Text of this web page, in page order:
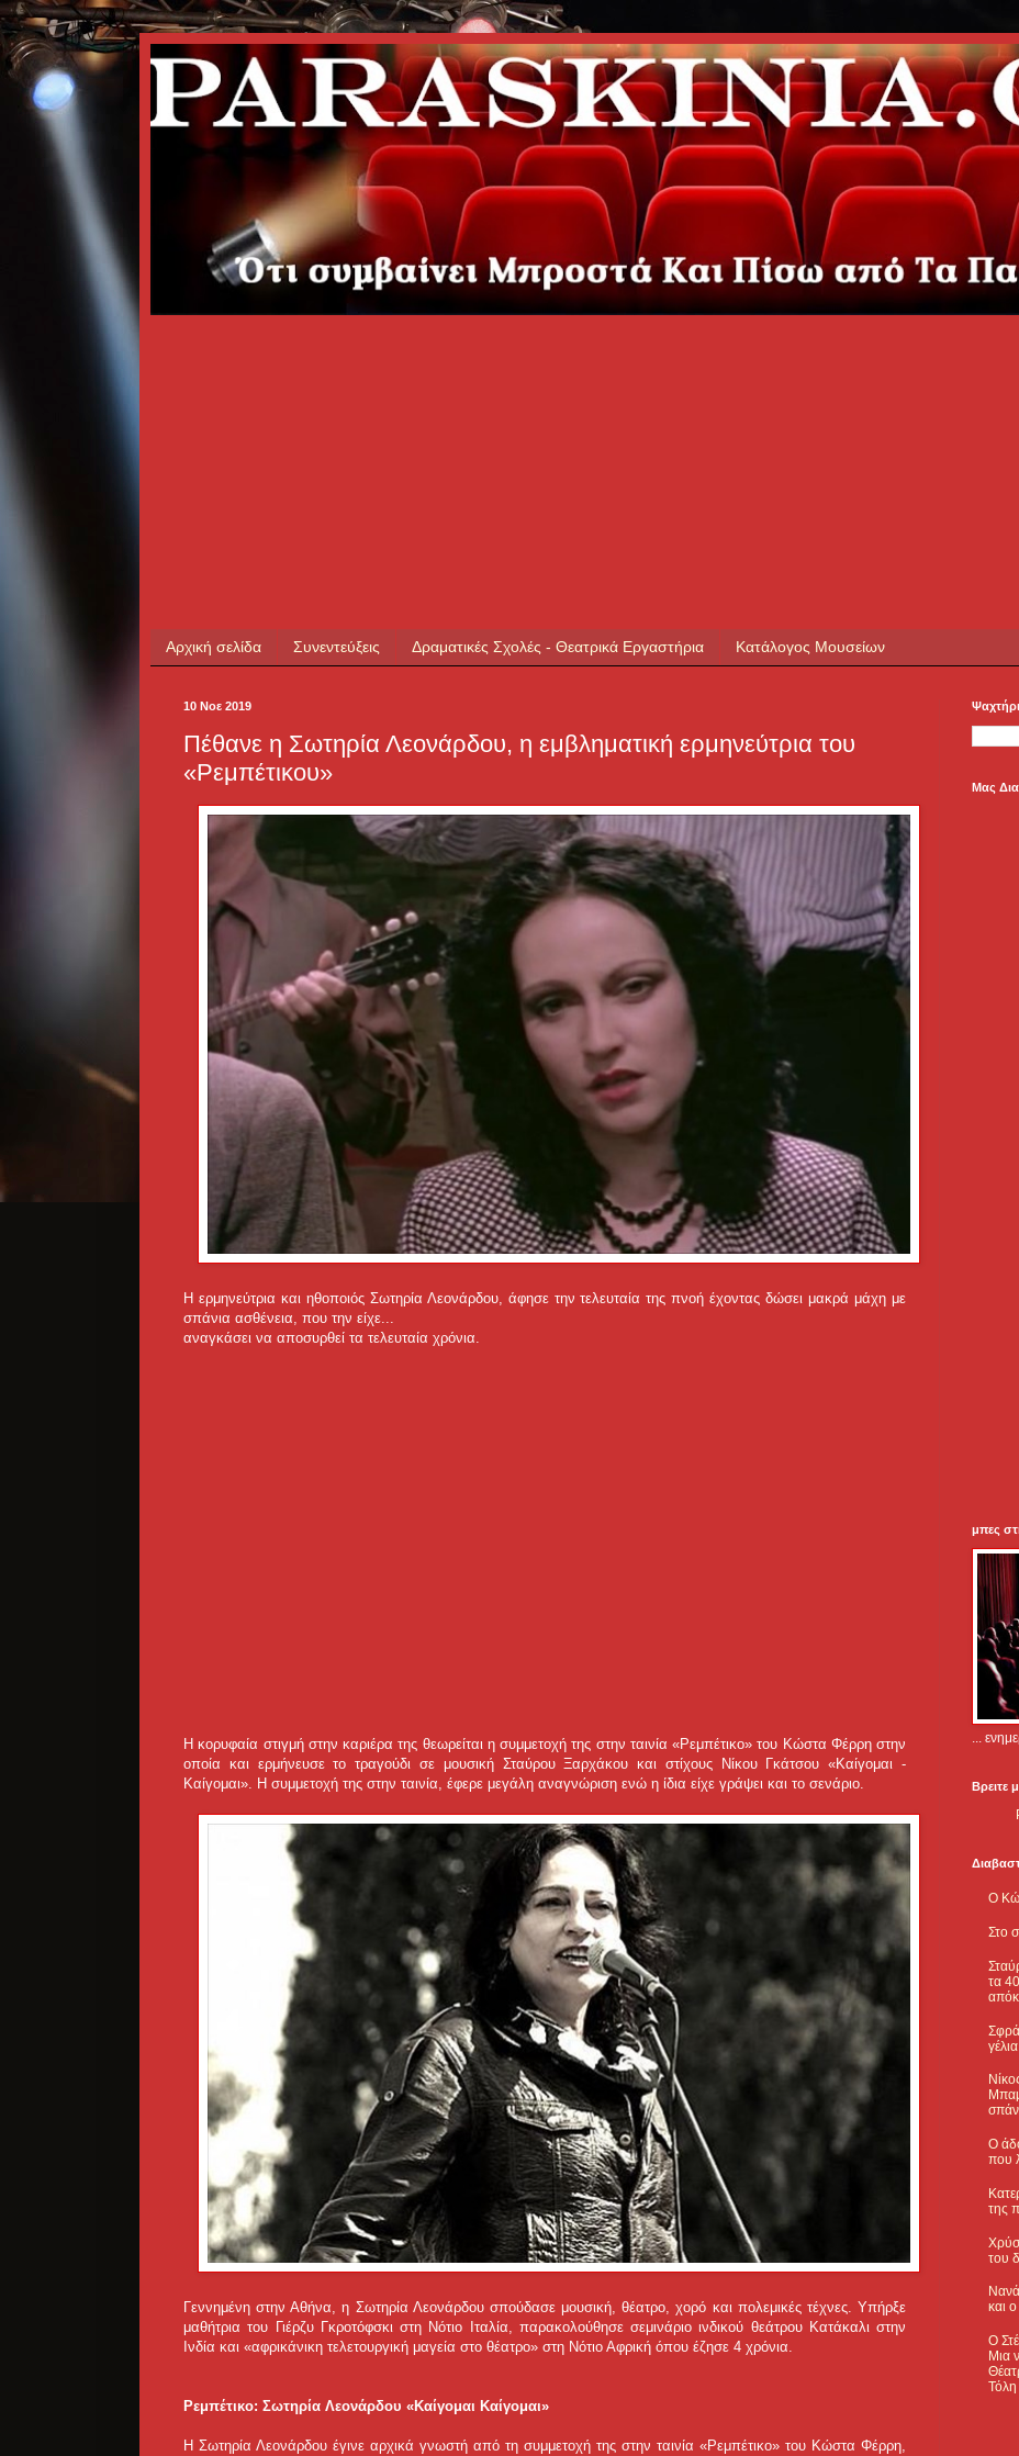
Αρχική σελίδα Συνεντεύξεις Δραματικές Σχολές - Θεατρικά Εργαστήρια Κατάλογος Μουσείων
10 Νοε 2019
Πέθανε η Σωτηρία Λεονάρδου, η εμβληματική ερμηνεύτρια του
«Ρεμπέτικου»
Η ερμηνεύτρια και ηθοποιός Σωτηρία Λεονάρδου, άφησε την τελευταία της πνοή έχοντας δώσει μακρά μάχη με
σπάνια ασθένεια, που την είχε...
αναγκάσει να αποσυρθεί τα τελευταία χρόνια.
H κορυφαία στιγμή στην καριέρα της θεωρείται η συμμετοχή της στην ταινία «Ρεμπέτικο» του Κώστα Φέρρη στην
οποία και ερμήνευσε το τραγούδι σε μουσική Σταύρου Ξαρχάκου και στίχους Νίκου Γκάτσου «Καίγομαι -
Καίγομαι». Η συμμετοχή της στην ταινία, έφερε μεγάλη αναγνώριση ενώ η ίδια είχε γράψει και το σενάριο.
Γεννημένη στην Αθήνα, η Σωτηρία Λεονάρδου σπούδασε μουσική, θέατρο, χορό και πολεμικές τέχνες. Υπήρξε
μαθήτρια του Γιέρζυ Γκροτόφσκι στη Νότιο Ιταλία, παρακολούθησε σεμινάριο ινδικού θεάτρου Κατάκαλι στην
Ινδία και «αφρικάνικη τελετουργική μαγεία στο θέατρο» στη Νότιο Αφρική όπου έζησε 4 χρόνια.
Ρεμπέτικο: Σωτηρία Λεονάρδου «Καίγομαι Καίγομαι»
Η Σωτηρία Λεονάρδου έγινε αρχικά γνωστή από τη συμμετοχή της στην ταινία «Ρεμπέτικο» του Κώστα Φέρρη,
Ψαχτήρι
Μας
μπες
...
Βρειτε
Ο
Στο
τα
Ο
που
της
του
και
Ο
Μια